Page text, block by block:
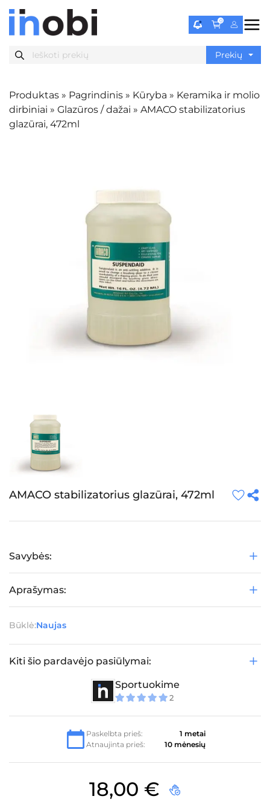
0
Produktas » Pagrindinis » Kūryba » Keramika ir molio
dirbiniai » Glazūros / dažai » AMACO stabilizatorius
glazūrai, 472ml
AMACO stabilizatorius glazūrai, 472ml
Savybės:
Aprašymas:
Būklė:Naujas
Kiti šio pardavėjo pasiūlymai:
Sportuokime
2
Paskelbta prieš:
1 metai
Atnaujinta prieš:
10 mėnesių
18,00 €